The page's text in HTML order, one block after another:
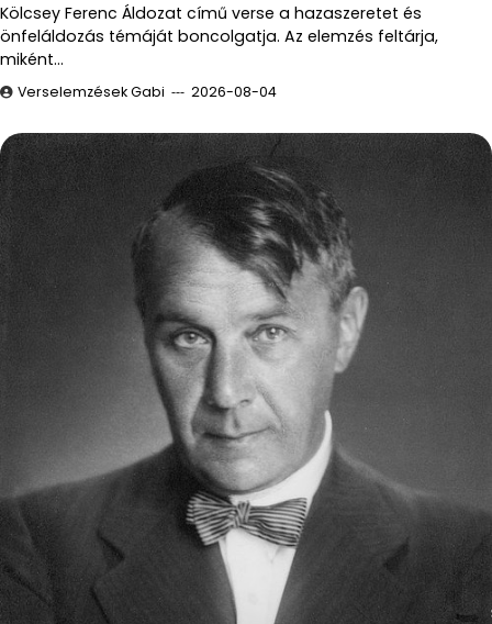
Kölcsey Ferenc Áldozat című verse a hazaszeretet és
önfeláldozás témáját boncolgatja. Az elemzés feltárja,
miként…
Verselemzések Gabi 2026-08-04